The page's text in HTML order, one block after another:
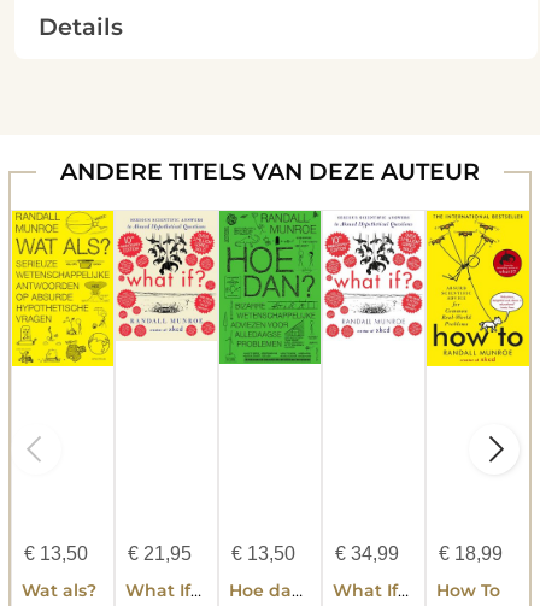
Details
ANDERE TITELS VAN DEZE AUTEUR
€13,50
Wat als?
€21,95
What If? 10th Anniversary Edition
€ 13,50
Hoe dan?
€ 34,99
What If? 10th Anniversary Edition
€ 18,99
How To